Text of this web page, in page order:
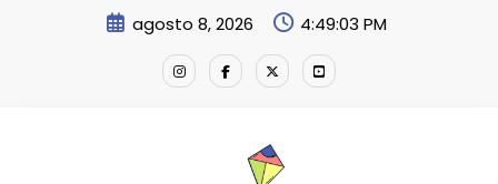
agosto 8, 2026 4:49:03 PM